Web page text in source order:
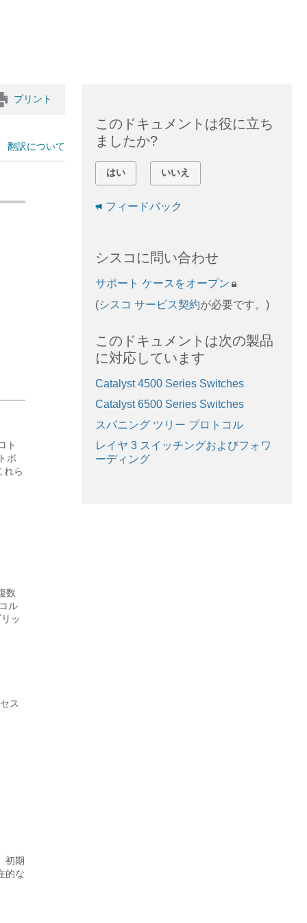
プリント
翻訳について
ト
ポ
れら
数
ル
ッ
ス
初期
的な
このドキュメントは役に立ち
ましたか?
はい いいえ
フィードバック
シスコに問い合わせ
サポート ケースをオープン
(シスコ サービス契約が必要です。)
このドキュメントは次の製品
に対応しています
Catalyst 4500 Series Switches
Catalyst 6500 Series Switches
スパニング ツリー プロトコル
レイヤ 3 スイッチングおよびフォワ
ーディング